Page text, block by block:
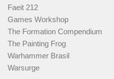
Faeit 212
Games Workshop
The Formation Compendium
The Painting Frog
Warhammer Brasil
Warsurge